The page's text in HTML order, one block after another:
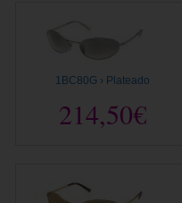
1BC80G › Plateado
214,50€